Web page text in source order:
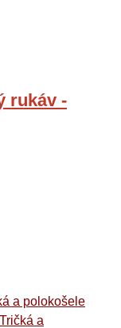
rukáv -
a polokošele
Tričká a